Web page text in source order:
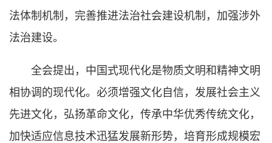
法体制机制，完善推进法治社会建设机制，加强涉外
法治建设。
全会提出，中国式现代化是物质文明和精神文明
相协调的现代化。必须增强文化自信，发展社会主义
先进文化，弘扬革命文化，传承中华优秀传统文化，
加快适应信息技术迅猛发展新形势，培育形成规模宏